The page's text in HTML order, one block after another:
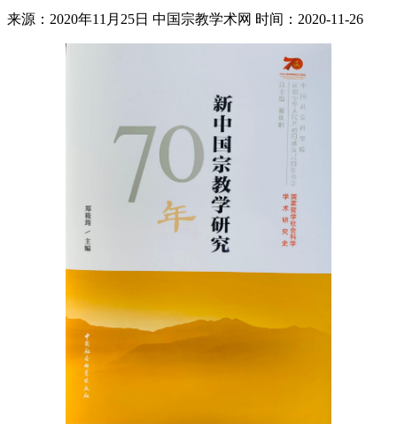
来源：2020年11月25日 中国宗教学术网 时间：2020-11-26